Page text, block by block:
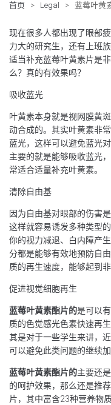
首页 > Legal > 蓝莓叶黄
现在很多人都出现了眼部
力大的研究生，还有上班
适当补充蓝莓叶黄素片是
么？真的有效果吗？
吸收蓝光
叶黄素本身就是视网膜黄
动合成的。其实叶黄素非
蓝光，这样可以避免蓝光
主要的就是能够吸收蓝光
常适合适量补充叶黄素。
清除自由基
因为自由基对眼部的伤害
这样就容易诱发多种类型
你的视力减退、白内障产
分都是能够有效地预防自
质的再生速度，能够起到
促进视觉细胞再生
蓝莓叶黄素酯片的是可以
质的色觉感光色素快速再
其是对于一些学生来讲，
可以避免此类问题的继续
蓝莓叶黄素酯片的主要还
的呵护效果，那么还是推
片，其中富含23种营养物